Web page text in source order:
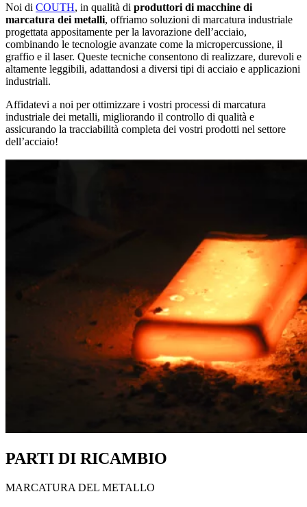
Noi di COUTH, in qualità di produttori di macchine di
marcatura dei metalli, offriamo soluzioni di marcatura industriale
progettata appositamente per la lavorazione dell’acciaio,
combinando le tecnologie avanzate come la micropercussione, il
graffio e il laser. Queste tecniche consentono di realizzare, durevoli e
altamente leggibili, adattandosi a diversi tipi di acciaio e applicazioni
industriali.
Affidatevi a noi per ottimizzare i vostri processi di marcatura
industriale dei metalli, migliorando il controllo di qualità e
assicurando la tracciabilità completa dei vostri prodotti nel settore
dell’acciaio!
PARTI DI RICAMBIO
MARCATURA DEL METALLO